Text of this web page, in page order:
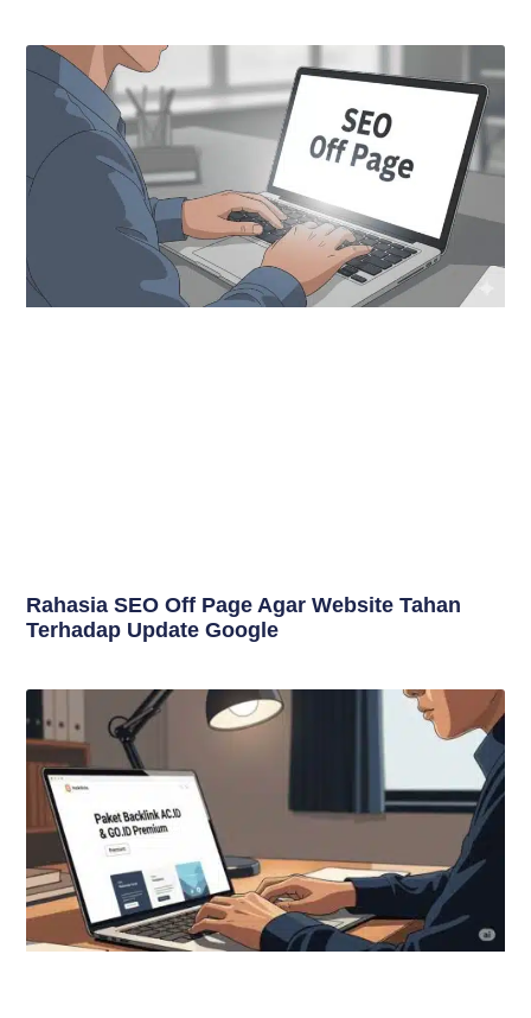
Rahasia SEO Off Page Agar Website Tahan
Terhadap Update Google